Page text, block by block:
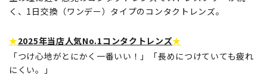
く、1日交換（ワンデー）タイプのコンタクトレンズ。
★2025年当店人気No.1コンタクトレンズ★
「つけ心地がとにかく一番いい！」「長めにつけていても疲れ
にくい。」